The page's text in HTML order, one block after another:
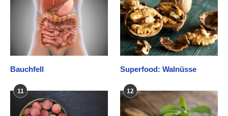
Bauchfell Superfood: Walnüsse
11 12